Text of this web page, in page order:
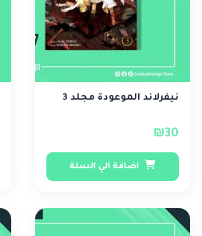
نيفرلاند الموعودة مجلد 3
₪30
اضافة الي السلة